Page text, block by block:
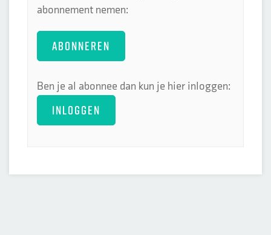
abonnement nemen:
ABONNEREN
Ben je al abonnee dan kun je hier inloggen:
INLOGGEN